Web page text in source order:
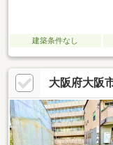
建築条件なし
大阪府大阪